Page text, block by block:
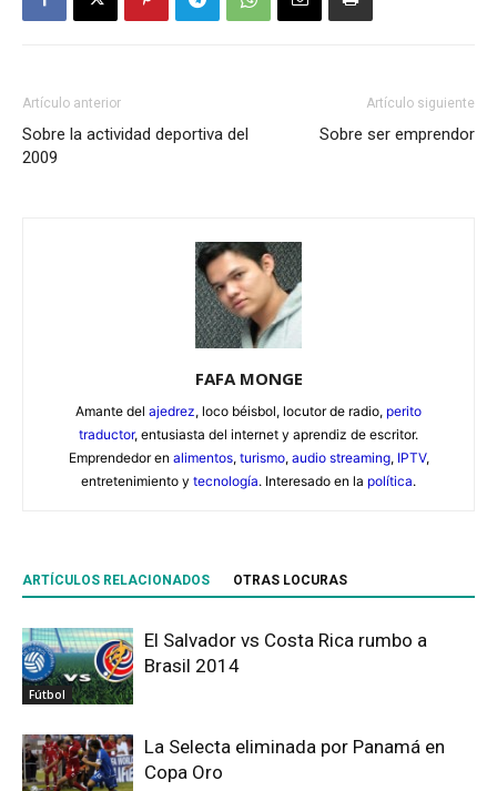
Artículo anterior
Sobre la actividad deportiva del
2009
Artículo siguiente
Sobre ser emprendor
FAFA MONGE
Amante del ajedrez, loco béisbol, locutor de radio, perito
traductor, entusiasta del internet y aprendiz de escritor.
Emprendedor en alimentos, turismo, audio streaming, IPTV,
entretenimiento y tecnología. Interesado en la política.
ARTÍCULOS RELACIONADOS OTRAS LOCURAS
Fútbol
El Salvador vs Costa Rica rumbo a
Brasil 2014
La Selecta eliminada por Panamá en
Copa Oro